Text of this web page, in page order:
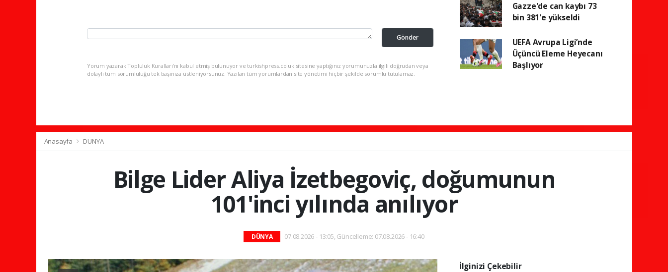
Gönder
Yorum yazarak Topluluk Kuralları’nı kabul etmiş bulunuyor ve turkishpress.co.uk sitesine yaptığınız yorumunuzla ilgili doğrudan veya
dolaylı tüm sorumluluğu tek başınıza üstleniyorsunuz. Yazılan tüm yorumlardan site yönetimi hiçbir şekilde sorumlu tutulamaz.
Gazze'de can kaybı 73
bin 381'e yükseldi
UEFA Avrupa Ligi’nde
Üçüncü Eleme Heyecanı
Başlıyor
Anasayfa DÜNYA
Bilge Lider Aliya İzetbegoviç, doğumunun
101'inci yılında anılıyor
DÜNYA 07.08.2026 - 13:05, Güncelleme: 07.08.2026 - 16:40
İlginizi Çekebilir